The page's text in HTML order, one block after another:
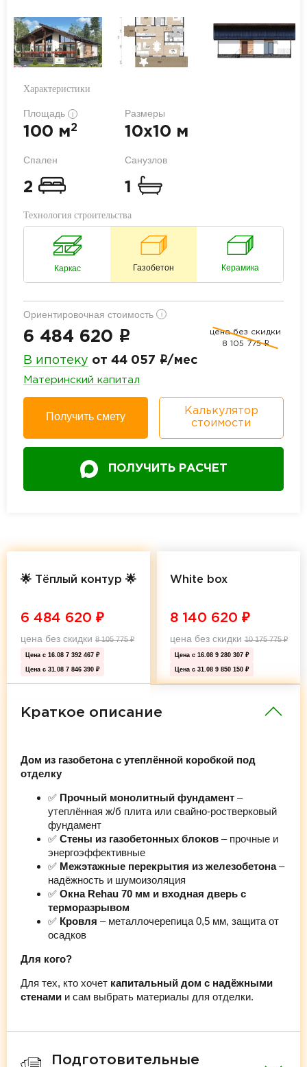
Характеристики
Площадь i
100 м2
Размеры
10x10 м
Спален
2
Санузлов
1
Технология строительства
Каркас Газобетон Керамика
Ориентировочная стоимость i
6 484 620 i
цена без скидки
8 105 775 i
В ипотеку от 44 057 i/мес
Материнский капитал
Получить смету
Калькулятор
стоимости
ПОЛУЧИТЬ РАСЧЕТ
🌟 Тёплый контур 🌟
6 484 620 ₽
цена без скидки 8 105 775₽
Цена с 16.08 7 392 467 ₽
Цена с 31.08 7 846 390 ₽
White box
8 140 620 ₽
цена без скидки10 175 775₽
Цена с 16.08 9 280 307 ₽
Цена с 31.08 9 850 150 ₽
Краткое описание
Дом из газобетона с утеплённой коробкой под
отделку
✅ Прочный монолитный фундамент –
утеплённая ж/б плита или свайно-ростверковый
фундамент
✅ Стены из газобетонных блоков – прочные и
энергоэффективные
✅ Межэтажные перекрытия из железобетона–
надёжность и шумоизоляция
✅ Окна Rehau 70 мм и входная дверь с
терморазрывом
✅ Кровля – металлочерепица 0,5 мм, защита от
осадков
Для кого?
Для тех, кто хочет капитальный дом с надёжными
стенами и сам выбрать материалы для отделки.
Подготовительные